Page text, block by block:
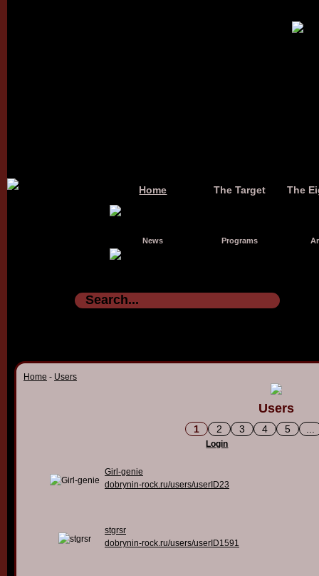
Home The Target The
News Programs
Home - Users
Users
1 2 3 4 5
Login
Girl-genie
dobrynin-rock.ru/users/userID23
stgrsr
dobrynin-rock.ru/users/userID1591